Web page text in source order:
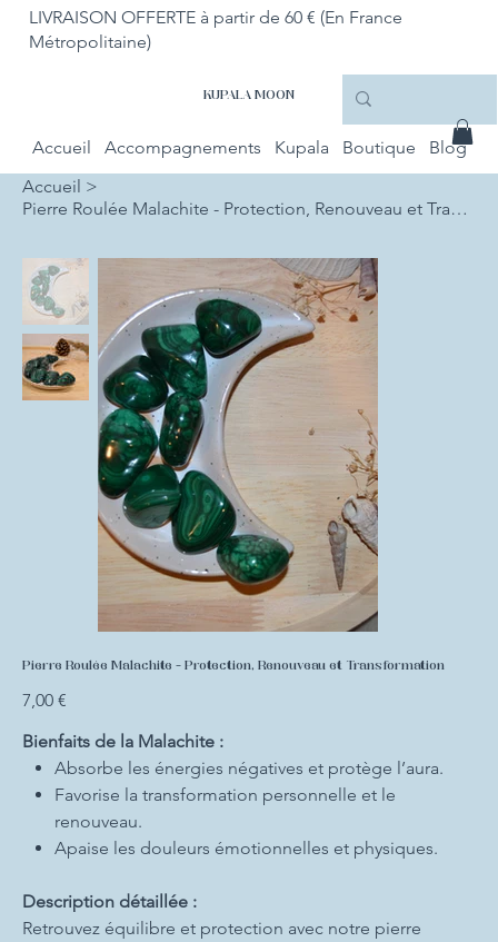
LIVRAISON OFFERTE à partir de 60 € (En France
Métropolitaine)
Accueil Accompagnements Kupala Boutique Blog
KUPALA MOON
Accueil >
Pierre Roulée Malachite - Protection, Renouveau et Transformation
Pierre Roulée Malachite - Protection, Renouveau et Transformation
Prix
7,00 €
Bienfaits de la Malachite :
Absorbe les énergies négatives et protège l’aura.
Favorise la transformation personnelle et le
renouveau.
Apaise les douleurs émotionnelles et physiques.
Description détaillée :
Retrouvez équilibre et protection avec notre pierre